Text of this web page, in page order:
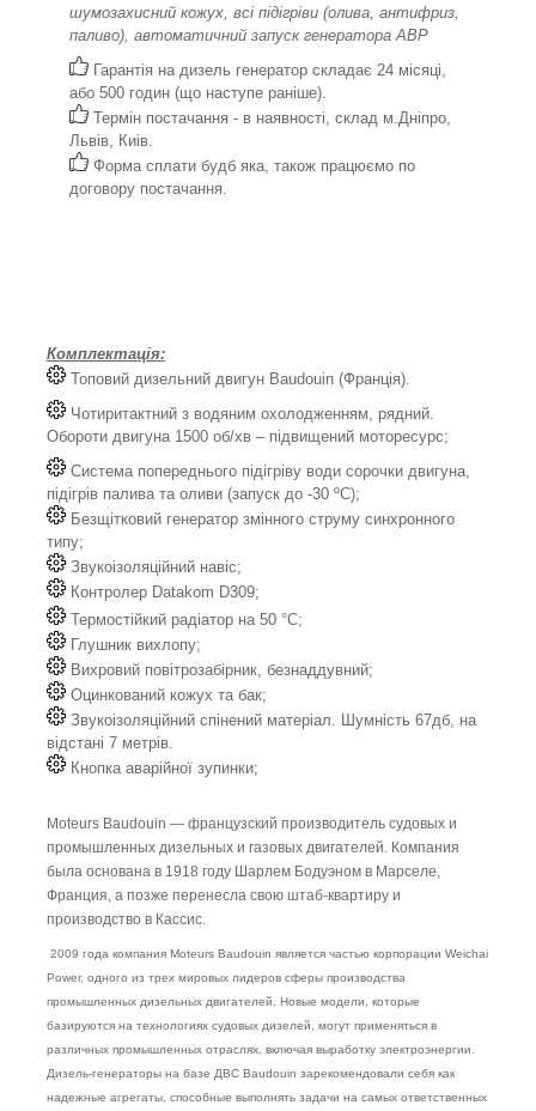
шумозахисний кожух, всі підігріви (олива, антифриз,
паливо), автоматичний запуск генератора АВР
Гарантія на дизель генератор складає 24 місяці,
або 500 годин (що наступе раніше).
Термін постачання - в наявності, склад м.Дніпро,
Львів, Киів.
Форма сплати будб яка, також працюємо по
договору постачання.
Комплектація:
Топовий дизельний двигун Baudouin (Франція).
Чотиритактний з водяним охолодженням, рядний.
Обороти двигуна 1500 об/хв – підвищений моторесурс;
Система попереднього підігріву води сорочки двигуна,
підігрів палива та оливи (запуск до -30 ºС);
Безщітковий генератор змінного струму синхронного
типу;
Звукоізоляційний навіс;
Контролер Datakom D309;
Термостійкий радіатор на 50 °C;
Глушник вихлопу;
Вихровий повітрозабірник, безнаддувний;
Оцинкований кожух та бак;
Звукоізоляційний спінений матеріал. Шумність 67дб, на
відстані 7 метрів.
Кнопка аварійної зупинки;
Moteurs Baudouin — французский производитель судовых и
промышленных дизельных и газовых двигателей. Компания
была основана в 1918 году Шарлем Бодуэном в Марселе,
Франция, а позже перенесла свою штаб-квартиру и
производство в Кассис.
2009 года компания Moteurs Baudouin является частью корпорации Weichai
Power, одного из трех мировых лидеров сферы производства
промышленных дизельных двигателей. Новые модели, которые
базируются на технологиях судовых дизелей, могут применяться в
различных промышленных отраслях, включая выработку электроэнергии.
Дизель-генераторы на базе ДВС Baudouin зарекомендовали себя как
надежные агрегаты, способные выполнять задачи на самых ответственных